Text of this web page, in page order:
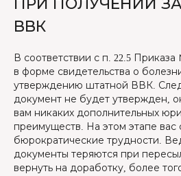
ПРИ ПОЛУЧЕНИИ
ВВК
В соответствии с п. 22.5
в форме свидетельства о
утверждению штатной ВВК.
документ не будет утвержден,
вам никаких дополнительных
преимуществ. На этом этапе вас
бюрократические трудности.
документы теряются при
вернуть на доработку, более